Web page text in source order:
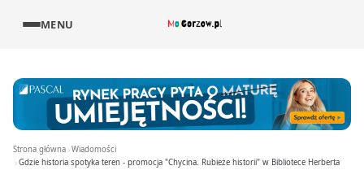
MENU
Strona główna Wiadomości
Gdzie historia spotyka teren - promocja "Chycina. Rubieże historii" w Bibliotece Herberta